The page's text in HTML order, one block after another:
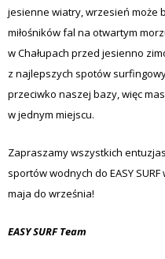
jesienne wiatry, wrzesień może
miłośników fal na otwartym
w Chałupach przed jesienno
z najlepszych spotów
przeciwko naszej bazy, więc
w jednym miejscu.
Zapraszamy wszystkich
sportów wodnych do EASY
maja do września!
EASY SURF Team